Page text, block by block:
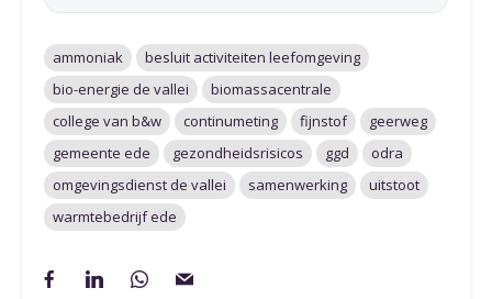
ammoniak
besluit activiteiten leefomgeving
bio-energie de vallei
biomassacentrale
college van b&w
continumeting fijnstof
geerweg
gemeente ede
gezondheidsrisicos ggd
odra
omgevingsdienst de vallei
samenwerking
uitstoot
warmtebedrijf ede